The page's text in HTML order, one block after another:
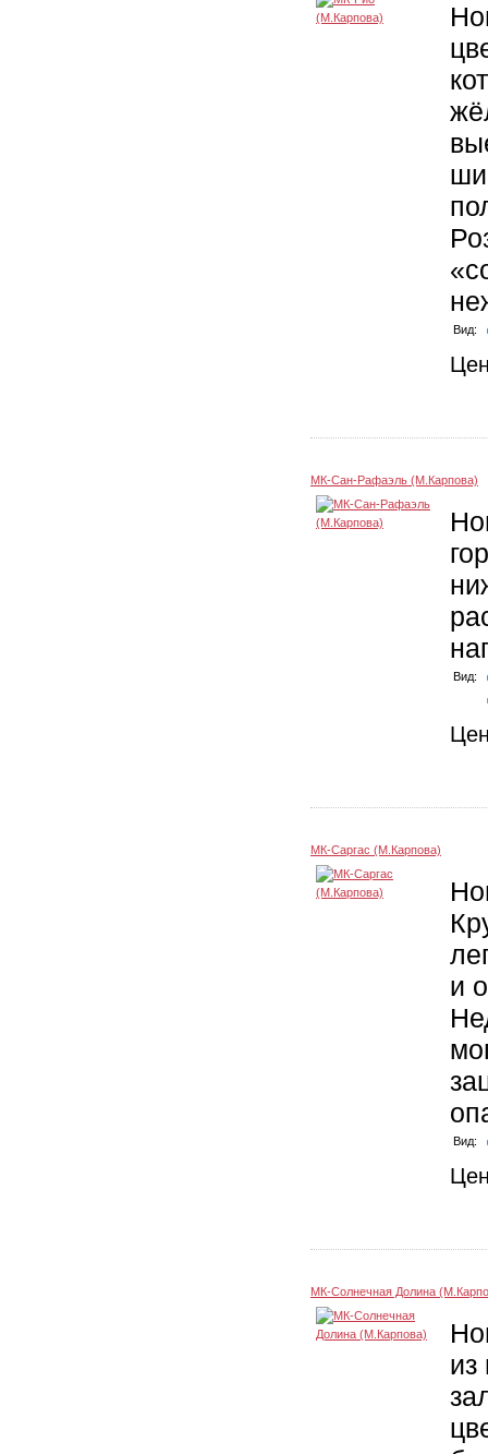
Вид:
МК-Сан-Рафаэль (М.Карпова)
Вид:
МК-Саргас (М.Карпова)
и
Вид:
МК-Солнечная Долина
из